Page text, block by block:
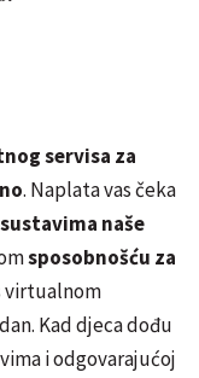
servisa za
. Naplata vas čeka
naše
sposobnošću za
virtualnom
Kad djeca dođu
i odgovarajućoj